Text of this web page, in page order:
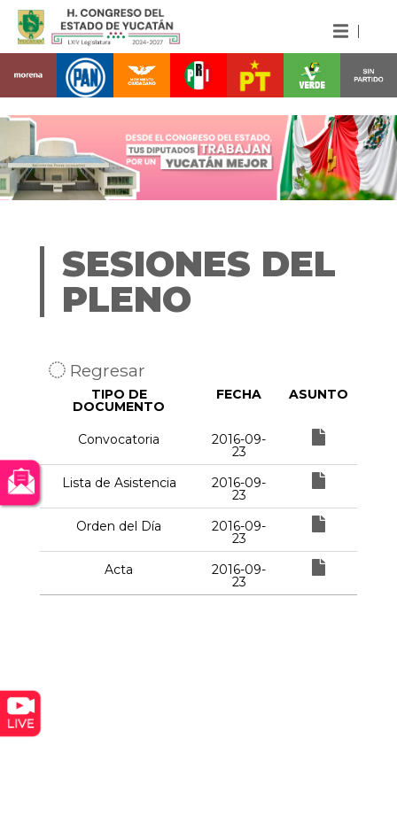
SESIONES DEL
PLENO
Regresar
TIPO DE
DOCUMENTO
FECHA ASUNTO
Convocatoria 2016-09-
23
Lista de Asistencia
2016-09-
23
Orden del Día
2016-09-
23
Acta
2016-09-
23